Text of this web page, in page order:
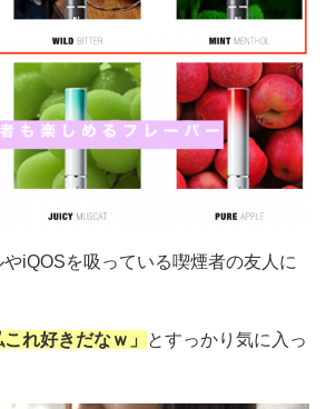
iQOSを吸っている喫煙者の友人に
れ好きだなｗ」
とすっかり気に入っ